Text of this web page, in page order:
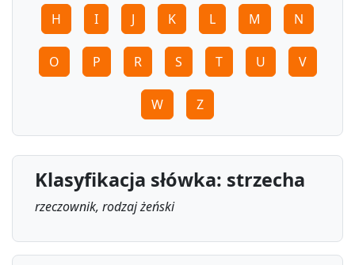
H I J K L M N
O P R S T U V
W Z
Klasyfikacja słówka: strzecha
rzeczownik, rodzaj żeński